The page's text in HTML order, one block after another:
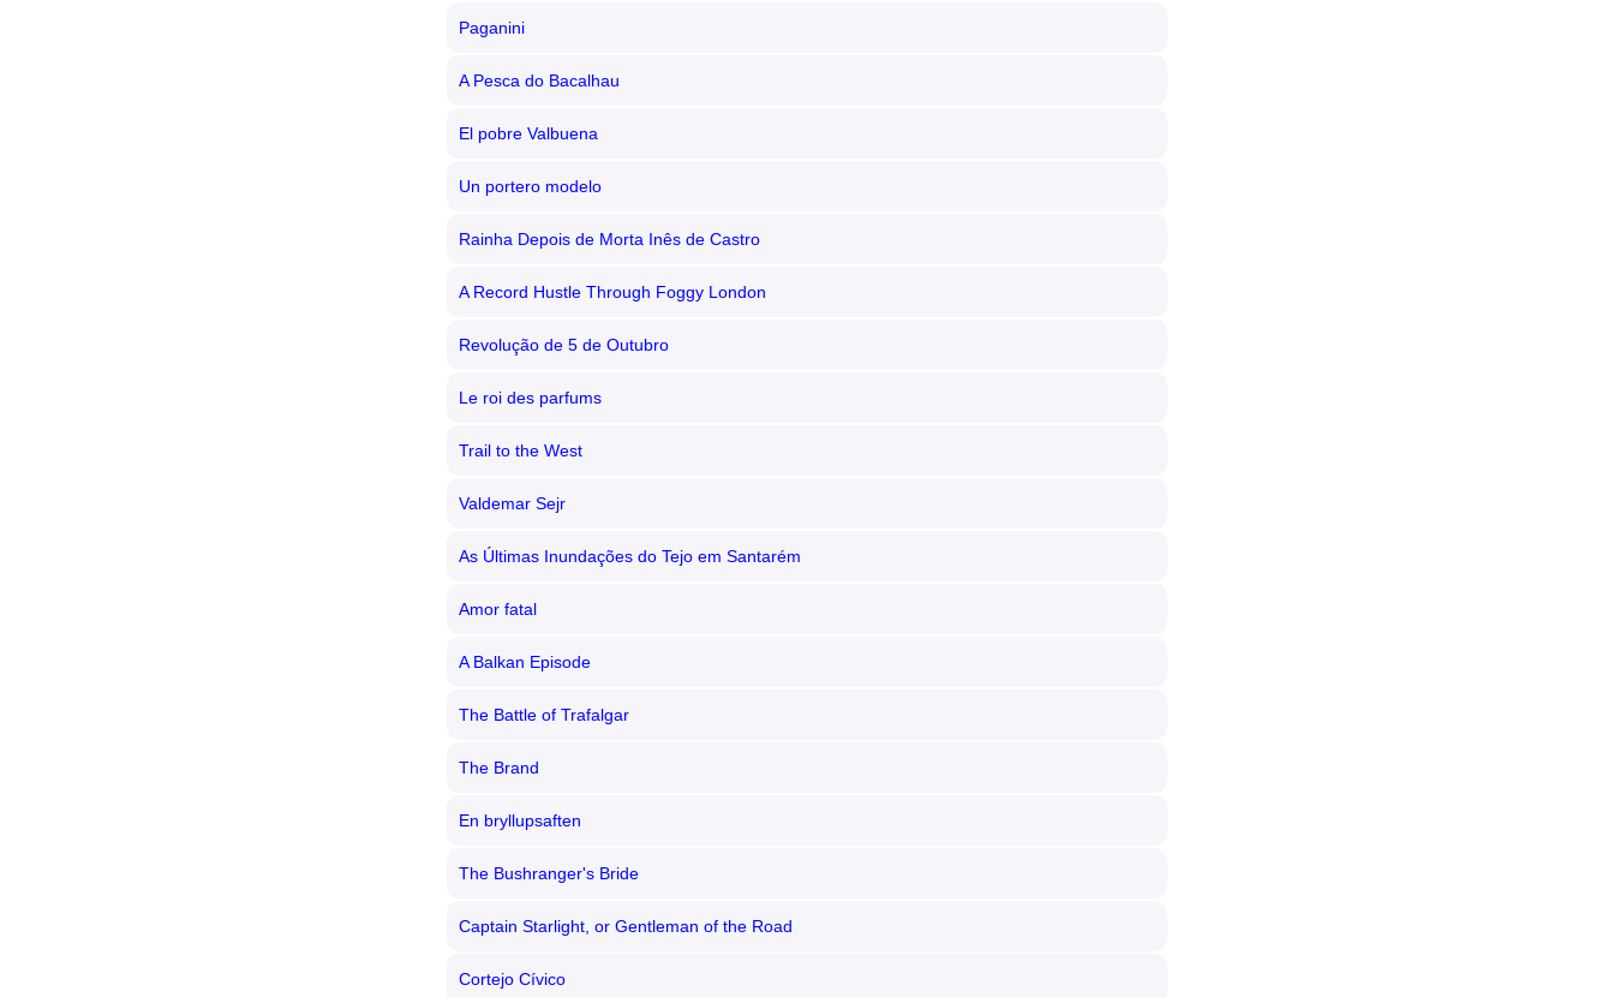
Paganini
A Pesca do Bacalhau
El pobre Valbuena
Un portero modelo
Rainha Depois de Morta Inês de Castro
A Record Hustle Through Foggy London
Revolução de 5 de Outubro
Le roi des parfums
Trail to the West
Valdemar Sejr
As Últimas Inundações do Tejo em Santarém
Amor fatal
A Balkan Episode
The Battle of Trafalgar
The Brand
En bryllupsaften
The Bushranger's Bride
Captain Starlight, or Gentleman of the Road
Cortejo Cívico